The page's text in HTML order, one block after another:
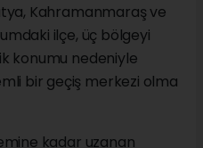
Kahramanmaraş ve
ilçe, üç bölgeyi
konumu nedeniyle
bir geçiş merkezi olma
kadar uzanan